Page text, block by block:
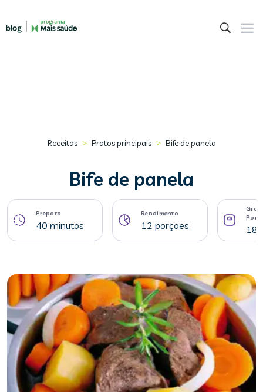
Receitas > Pratos principais > Bife de panela
Bife de panela
Preparo
40 minutos
Rendimento
12 porçoes